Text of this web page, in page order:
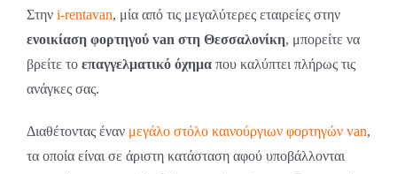
Στην i-rentavan, μία από τις μεγαλύτερες εταιρείες στην
ενοικίαση φορτηγού van στη Θεσσαλονίκη, μπορείτε να
βρείτε το επαγγελματικό όχημα που καλύπτει πλήρως τις
ανάγκες σας.
Διαθέτοντας έναν μεγάλο στόλο καινούργιων φορτηγών van,
τα οποία είναι σε άριστη κατάσταση αφού υποβάλλονται